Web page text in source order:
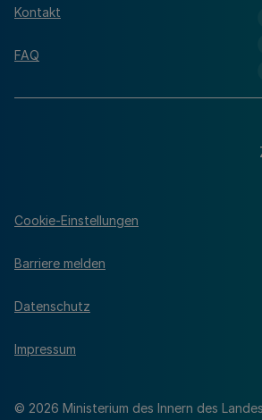
Kontakt
FAQ
© 2026 Ministerium des Innern des
Cookie-Einstellungen
Barriere melden
Datenschutz
Impressum